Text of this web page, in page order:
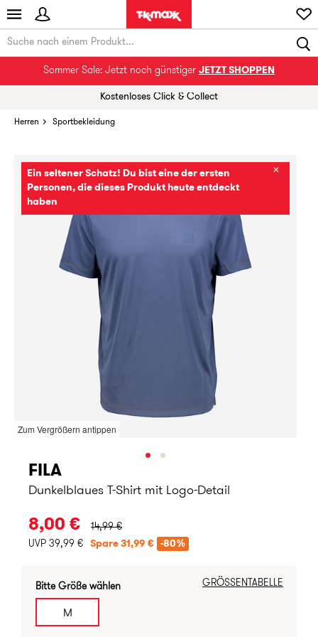
Sommer Sale: Jetzt noch günstiger JETZT SHOPPEN
Kostenloses Click & Collect
Herren Sportbekleidung
Ein seltener Schatz! Du bist eine der ersten
Personen, die dieses Produkt heute entdeckt
haben
✕
Zum Vergrößern antippen
FILA
Dunkelblaues T-Shirt mit Logo-Detail
8,00 € URSPRÜNGLICHER PREIS:
14,99 €
UVP 39,99 €
Spare 31,99 € -80%
GRÖSSENTABELLE
Bitte Größe wählen
M